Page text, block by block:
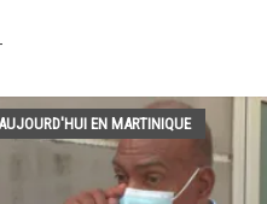
EN MARTINIQUE